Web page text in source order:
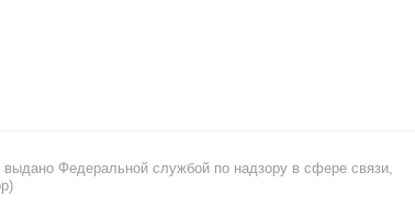
Федеральной службой по надзору в сфере связи,